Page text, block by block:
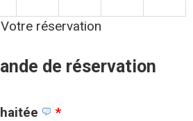
Votre réservation
de réservation
*